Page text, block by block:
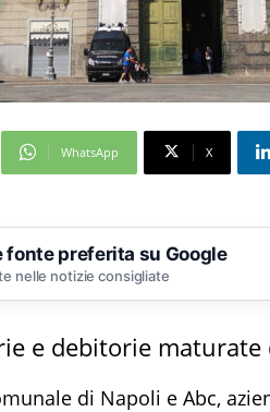
WhatsApp X
preferita su Google
nelle notizie consigliate
e debitorie maturate
di Napoli e Abc,